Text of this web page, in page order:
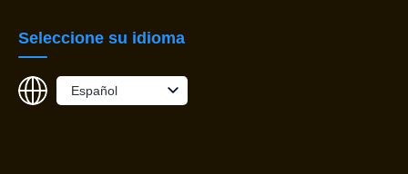
Seleccione su idioma
Español